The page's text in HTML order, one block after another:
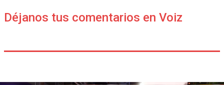
Déjanos tus comentarios en Voiz